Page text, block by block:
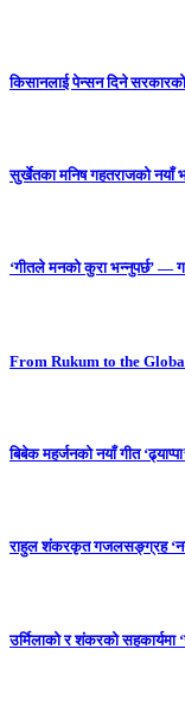
किसानलाई पेन्सन दिने सरकारको
सुर्खेतका मनिष गहतराजको नयाँ
‘गीतले मनको कुरा भन्नुपर्छ’
From Rukum to the
बिबेक महर्जनको नयाँ गीत
राहुल शंकरकृत गजलसङ्ग्रह
उर्मिलाको र शंकरको सहकार्यमा